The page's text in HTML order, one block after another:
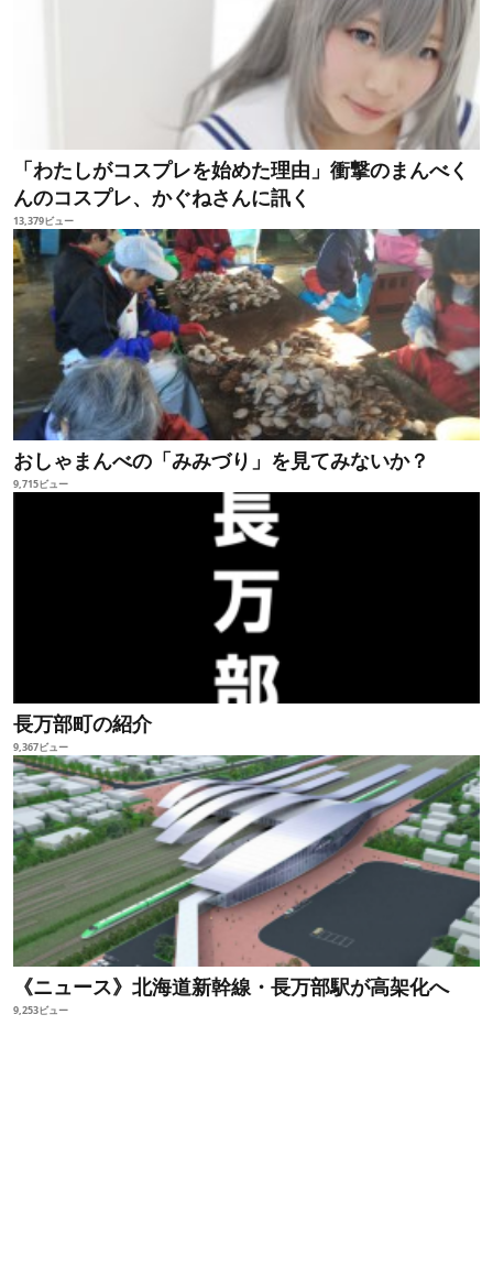
「わたしがコスプレを始めた理由」衝撃のまんべく
んのコスプレ、かぐねさんに訊く
13,379ビュー
おしゃまんべの「みみづり」を見てみないか？
9,715ビュー
長万部町の紹介
9,367ビュー
《ニュース》北海道新幹線・長万部駅が高架化へ
9,253ビュー